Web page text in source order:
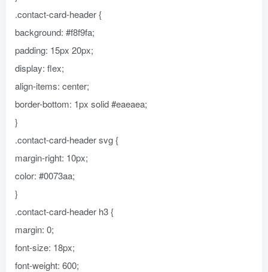
.contact-card-header {
background: #f8f9fa;
padding: 15px 20px;
display: flex;
align-items: center;
border-bottom: 1px solid #eaeaea;
}
.contact-card-header svg {
margin-right: 10px;
color: #0073aa;
}
.contact-card-header h3 {
margin: 0;
font-size: 18px;
font-weight: 600;